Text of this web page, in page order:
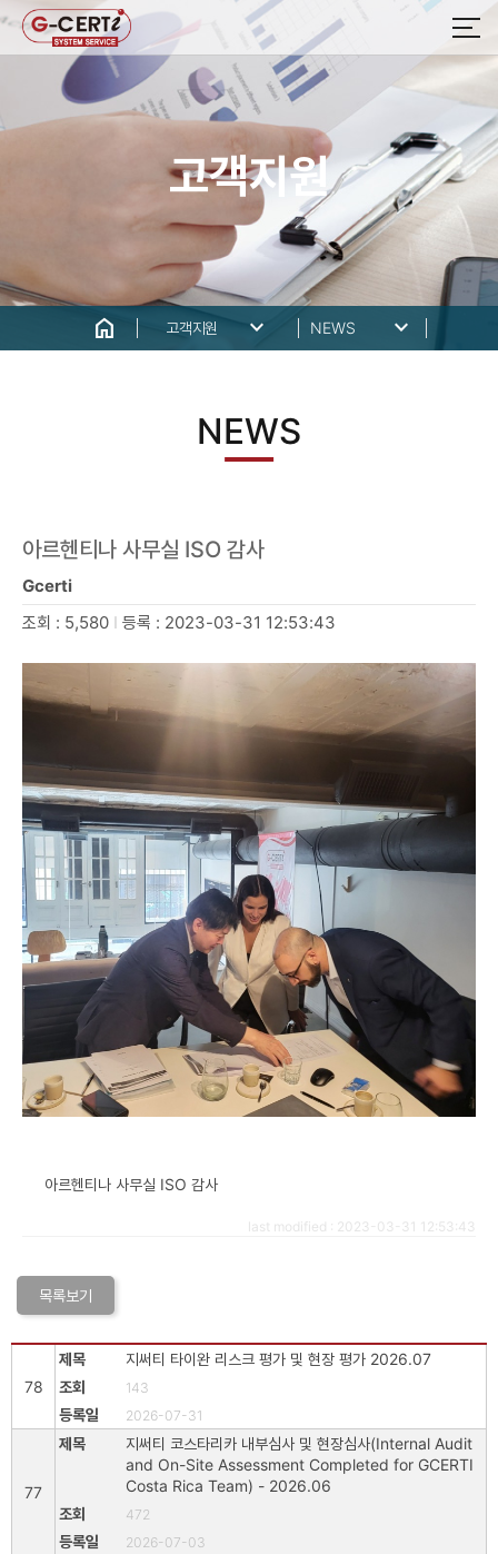
고객지원
home 고객지원 keyboard_arrow_down NEWS keyboard_arrow_down
NEWS
아르헨티나 사무실 ISO 감사
Gcerti
조회 : 5,580 I 등록 : 2023-03-31 12:53:43
아르헨티나 사무실 ISO 감사
last modified : 2023-03-31 12:53:43
목록보기
78
지써티 타이완 리스크 평가 및 현장 평가 2026.07
143
2026-07-31
77
지써티 코스타리카 내부심사 및 현장심사(Internal Audit
and On-Site Assessment Completed for GCERTI
Costa Rica Team) - 2026.06
472
2026-07-03